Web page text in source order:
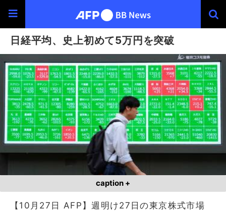
日経平均、史上初めて5万円を突破
caption +
【10月27日 AFP】週明け27日の東京株式市場